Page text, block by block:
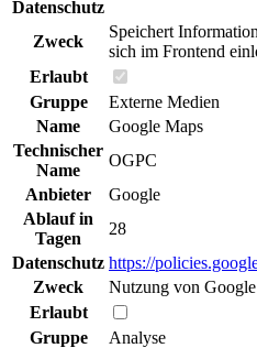
Datenschutz
Zweck
Speichert
sich im Frontend
Erlaubt
Gruppe
Externe Medien
Name
Google Maps
Technischer
Name
OGPC
Anbieter
Google
Ablauf in
Tagen
28
Datenschutz https://
Zweck
Nutzung von
Erlaubt
Gruppe
Analyse